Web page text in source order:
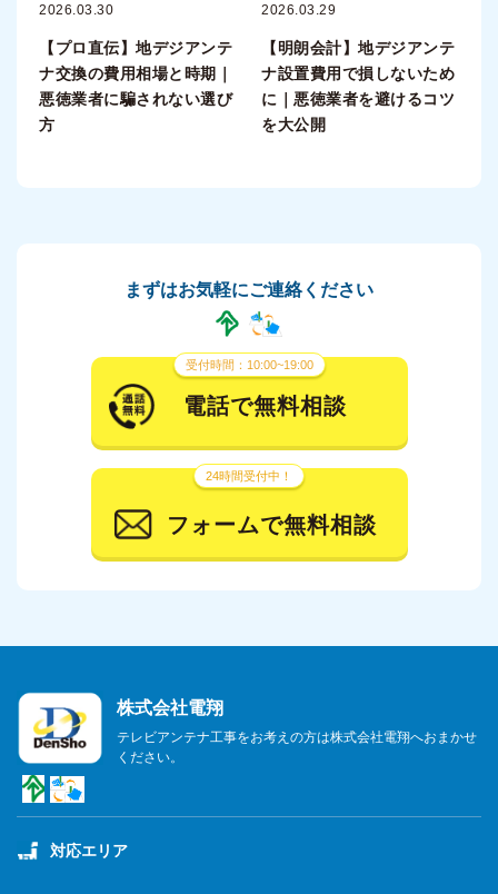
2026.03.30
【プロ直伝】地デジアンテ
ナ交換の費用相場と時期｜
悪徳業者に騙されない選び
方
2026.03.29
【明朗会計】地デジアンテ
ナ設置費用で損しないため
に｜悪徳業者を避けるコツ
を大公開
まずはお気軽にご連絡ください
受付時間：10:00~19:00
電話で無料相談
24時間受付中！
フォームで無料相談
株式会社電翔
テレビアンテナ工事をお考えの方は株式会社電翔へおまかせ
ください。
対応エリア